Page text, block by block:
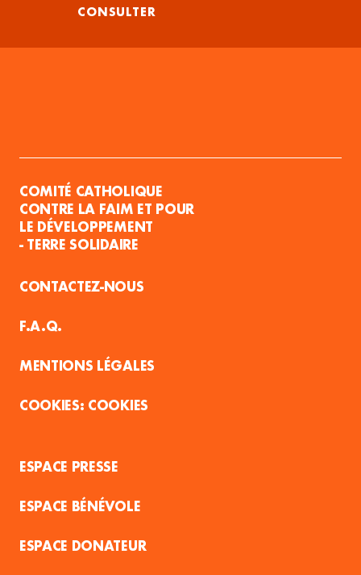
CONSULTER
COMITÉ CATHOLIQUE
CONTRE LA FAIM ET POUR
LE DÉVELOPPEMENT
- TERRE SOLIDAIRE
CONTACTEZ-NOUS
F.A.Q.
MENTIONS LÉGALES
COOKIES
ESPACE PRESSE
ESPACE BÉNÉVOLE
ESPACE DONATEUR